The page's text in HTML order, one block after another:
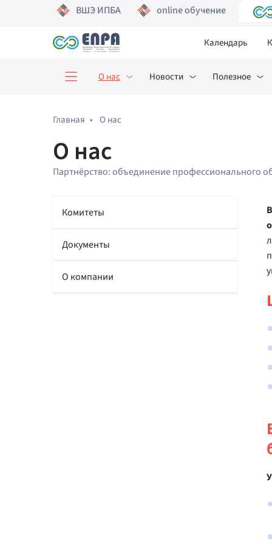
ВШЭ ИПБА online обучение
Календарь
О нас Новости Полезное
Главная • О нас
О нас
Партнёрство: объединение профессионального
Комитеты
Документы
О компании